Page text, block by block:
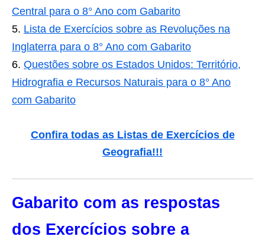
Central para o 8° Ano com Gabarito
Lista de Exercícios sobre as Revoluções na
Inglaterra para o 8° Ano com Gabarito
Questões sobre os Estados Unidos: Território,
Hidrografia e Recursos Naturais para o 8° Ano
com Gabarito
Confira todas as Listas de Exercícios de
Geografia!!!
Gabarito com as respostas
dos Exercícios sobre a